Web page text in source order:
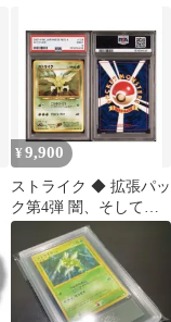
¥ 9,900
ストライク ◆ 拡張パッ
ク第4弾 闇、そして光
へ… PSA9